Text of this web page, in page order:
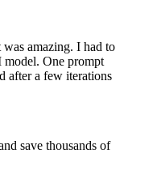
amazing. I had to
One prompt
after a few iterations
save thousands of